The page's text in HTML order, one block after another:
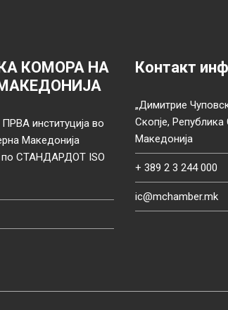
КОМОРА НА
институција во
Македонија
по СТАНДАРДОТ ISO
Контакт
„Димитрие
Скопје,
Македонија
+ 389 2 3 244 000
ic@mchamber.mk